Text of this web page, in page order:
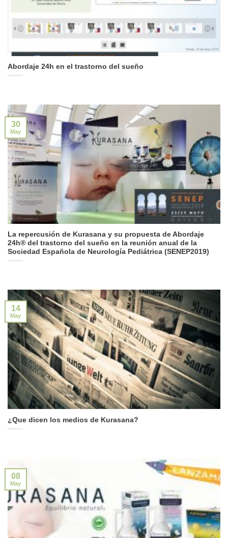
Abordaje 24h en el trastorno del sueño
La repercusión de Kurasana y su propuesta de Abordaje
24h® del trastorno del sueño en la reunión anual de la
Sociedad Española de Neurología Pediátrica (SENEP2019)
30
May
¿Que dicen los medios de Kurasana?
14
May
08
May